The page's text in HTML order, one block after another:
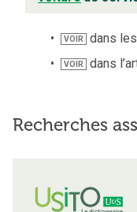
VOIR dans
VOIR dans
Recherches